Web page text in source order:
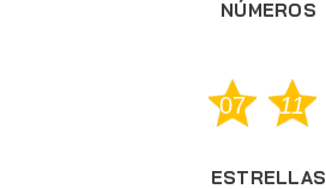
NÚMEROS
07 11
ESTRELLAS